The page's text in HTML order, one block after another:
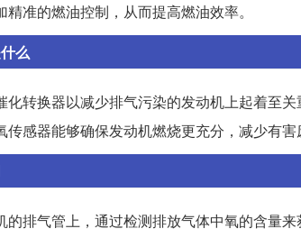
准的燃油控制，从而提高燃油效率。
么
化转换器以减少排气污染的发动机上起着至
感器能够确保发动机燃烧更充分，减少有害
的排气管上，通过检测排放气体中氧的含量